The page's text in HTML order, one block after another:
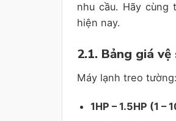
nhu cầu. Hãy
hiện nay.
2.1. Bảng giá
Máy lạnh treo tường:
1HP – 1.5HP (1 –